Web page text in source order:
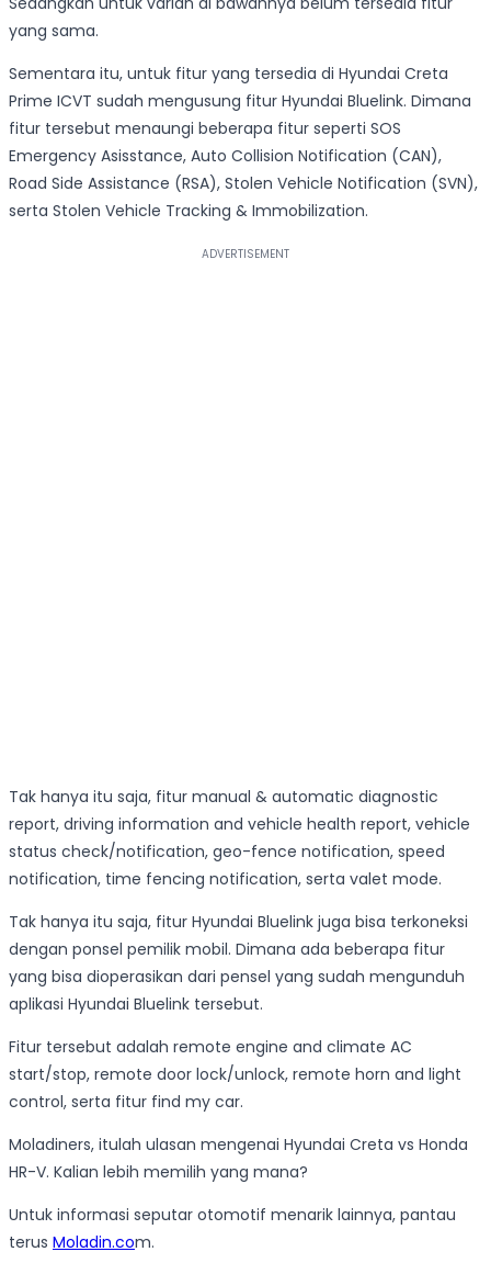
yang sama.
Sementara itu, untuk fitur yang tersedia di Hyundai Creta
Prime ICVT sudah mengusung fitur Hyundai Bluelink. Dimana
fitur tersebut menaungi beberapa fitur seperti SOS
Emergency Asisstance, Auto Collision Notification (CAN),
Road Side Assistance (RSA), Stolen Vehicle Notification (SVN),
serta Stolen Vehicle Tracking & Immobilization.
Tak hanya itu saja, fitur manual & automatic diagnostic
report, driving information and vehicle health report, vehicle
status check/notification, geo-fence notification, speed
notification, time fencing notification, serta valet mode.
Tak hanya itu saja, fitur Hyundai Bluelink juga bisa terkoneksi
dengan ponsel pemilik mobil. Dimana ada beberapa fitur
yang bisa dioperasikan dari pensel yang sudah mengunduh
aplikasi Hyundai Bluelink tersebut.
Fitur tersebut adalah remote engine and climate AC
start/stop, remote door lock/unlock, remote horn and light
control, serta fitur find my car.
Moladiners, itulah ulasan mengenai Hyundai Creta vs Honda
HR-V. Kalian lebih memilih yang mana?
Untuk informasi seputar otomotif menarik lainnya, pantau
terus Moladin.com.